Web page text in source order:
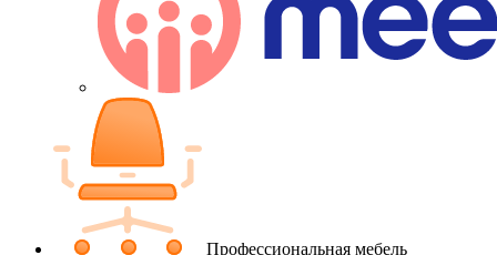
Профессиональная мебель